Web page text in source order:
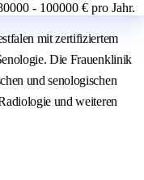
- 100000 € pro Jahr.
mit zertifiziertem
Die Frauenklinik
und senologischen
und weiteren